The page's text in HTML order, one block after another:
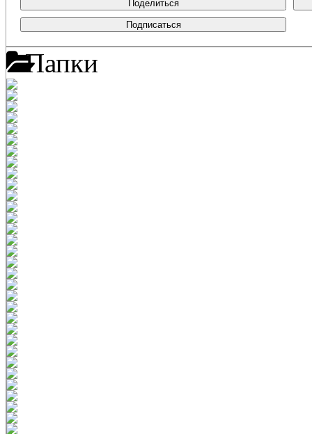
Поделиться
Подписаться
Папки